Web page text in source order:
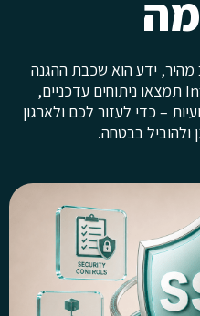
ידע הוא שכבת ההגנה
הראשונה. בבלוג של Infoguard תמצאו ניתוחים עדכניים,
– כדי לעזור לכם ולארגון
ולהוביל בבטחה.